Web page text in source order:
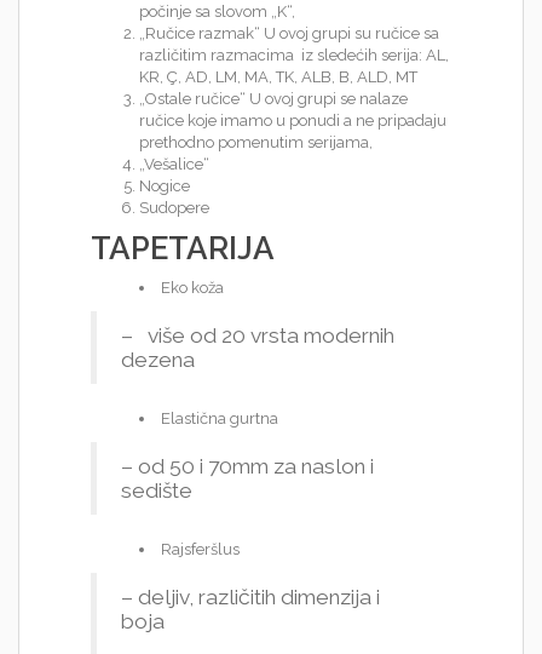
počinje sa slovom „K“,
„Ručice razmak“ U ovoj grupi su ručice sa
različitim razmacima iz sledećih serija: AL,
KR, Ç, AD, LM, MA, TK, ALB, B, ALD, MT
„Ostale ručice“ U ovoj grupi se nalaze
ručice koje imamo u ponudi a ne pripadaju
prethodno pomenutim serijama,
„Vešalice“
Nogice
Sudopere
TAPETARIJA
Eko koža
– više od 20 vrsta modernih
dezena
Elastična gurtna
– od 50 i 70mm za naslon i
sedište
Rajsferšlus
– deljiv, različitih dimenzija i
boja